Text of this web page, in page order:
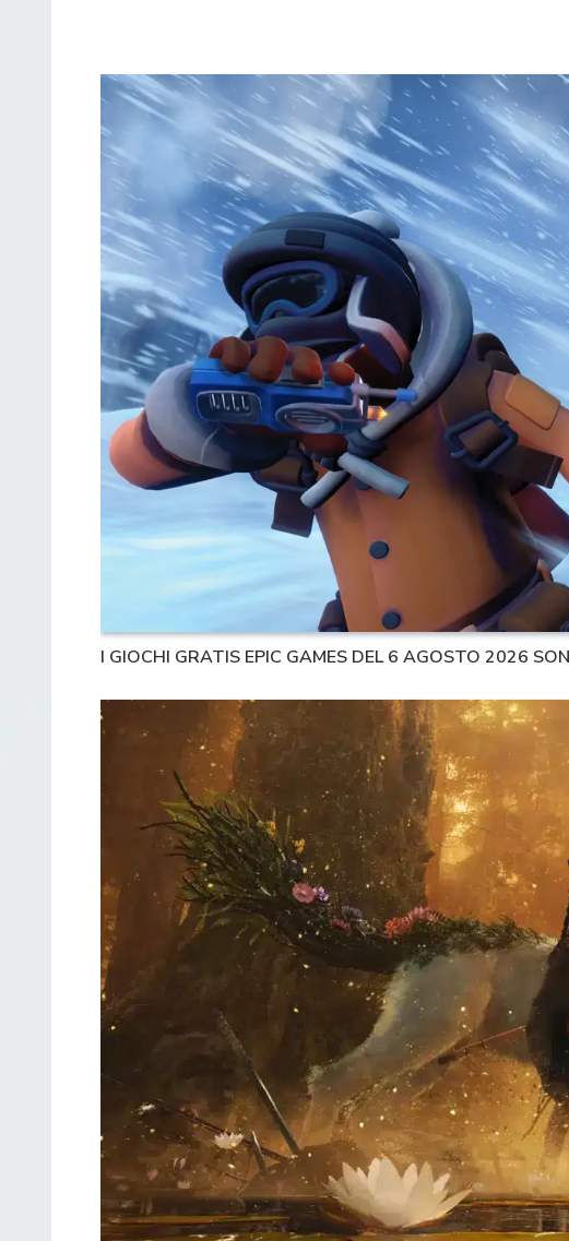
I GIOCHI GRATIS EPIC GAMES DEL 6 AGOSTO 2026